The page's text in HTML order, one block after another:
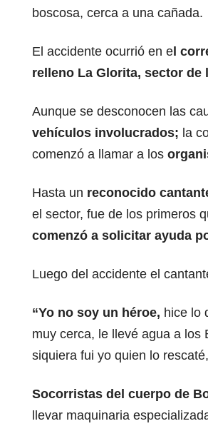
boscosa, cerca a una cañada.
El accidente ocurrió en e l
relleno La Glorita, sector de
Aunque se desconocen las
vehículos involucrados; la
comenzó a llamar a los
Hasta un reconocido
el sector, fue de los primeros
comenzó a solicitar ayuda
Luego del accidente el
“Yo no soy un héroe, hice lo
muy cerca, le llevé agua a los
siquiera fui yo quien lo
Socorristas del cuerpo de
llevar maquinaria